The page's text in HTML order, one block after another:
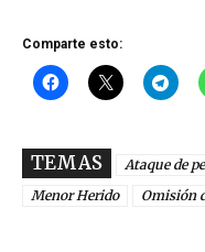
Comparte esto:
TEMAS Ataque de
Menor Herido
Omisión